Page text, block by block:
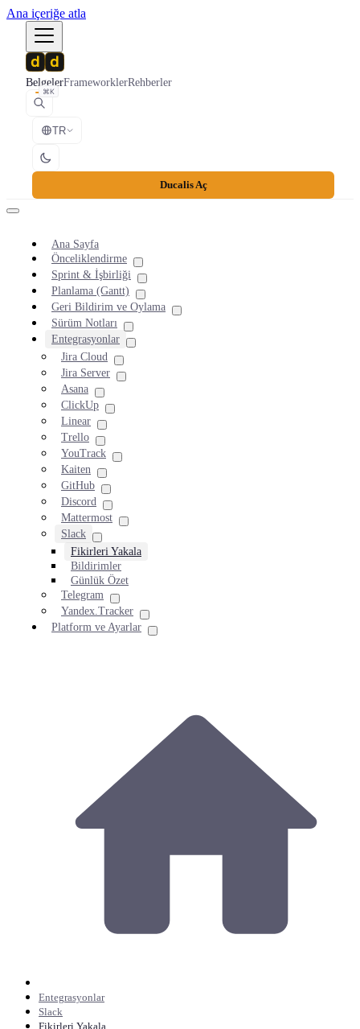
Ana içeriğe atla
BelgelerFrameworklerRehberler
⌘K
TR
Ducalis Aç
Ana Sayfa
Önceliklendirme
Sprint & İşbirliği
Planlama (Gantt)
Geri Bildirim ve Oylama
Sürüm Notları
Entegrasyonlar
Jira Cloud
Jira Server
Asana
ClickUp
Linear
Trello
YouTrack
Kaiten
GitHub
Discord
Mattermost
Slack
Fikirleri Yakala
Bildirimler
Günlük Özet
Telegram
Yandex.Tracker
Platform ve Ayarlar
Entegrasyonlar
Slack
Fikirleri Yakala